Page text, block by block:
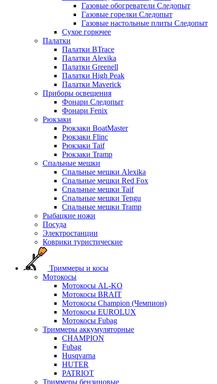
Газовые обогреватели Следопыт
Газовые горелки Следопыт
Газовые настольные плиты Следопыт
Сухое горючее
Палатки
Палатки BTrace
Палатки Alexika
Палатки Greenell
Палатки High Peak
Палатки Maverick
Приборы освещения
Фонари Следопыт
Фонари Fenix
Рюкзаки
Рюкзаки BoatMaster
Рюкзаки Flinc
Рюкзаки Taif
Рюкзаки Tramp
Спальные мешки
Спальные мешки Alexika
Спальные мешки Red Fox
Спальные мешки Taif
Спальные мешки Tengu
Спальные мешки Tramp
Рыбацкие ножи
Посуда
Электростанции
Коврики туристические
Триммеры и косы
Мотокосы
Мотокосы AL-KO
Мотокосы BRAIT
Мотокосы Champion (Чемпион)
Мотокосы EUROLUX
Мотокосы Fubag
Триммеры аккумуляторные
CHAMPION
Fubag
Husqvarna
HUTER
PATRIOT
Триммеры бензиновые